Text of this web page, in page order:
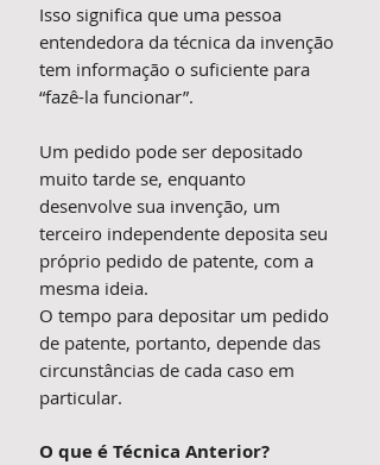
Isso significa que uma pessoa
entendedora da técnica da invenção
tem informação o suficiente para
“fazê-la funcionar”.
Um pedido pode ser depositado
muito tarde se, enquanto
desenvolve sua invenção, um
terceiro independente deposita seu
próprio pedido de patente, com a
mesma ideia.
O tempo para depositar um pedido
de patente, portanto, depende das
circunstâncias de cada caso em
particular.
O que é Técnica Anterior?